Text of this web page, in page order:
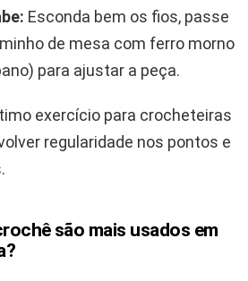
Esconda bem os fios, passe
de mesa com ferro morno
para ajustar a peça.
exercício para crocheteiras
regularidade nos pontos e
são mais usados em